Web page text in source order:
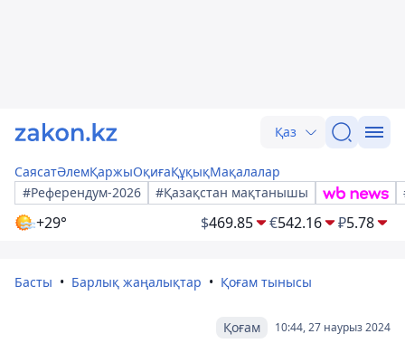
Қаз
СаясатӘлемҚаржыОқиғаҚұқықМақалалар
#Референдум-2026
#Қазақстан мақтанышы
+29° $469.85 €542.16 ₽5.78
Басты Барлық жаңалықтар Қоғам тынысы
10:44, 27 наурыз 2024
Қоғам